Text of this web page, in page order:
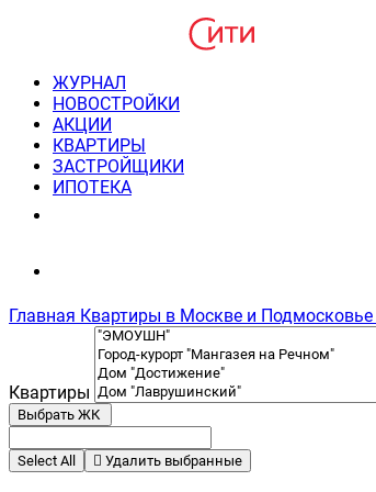
ЖУРНАЛ
НОВОСТРОЙКИ
АКЦИИ
КВАРТИРЫ
ЗАСТРОЙЩИКИ
ИПОТЕКА
Главная Квартиры в Москве и Подмосковье
Квартиры
Выбрать ЖК
Select All Удалить выбранные